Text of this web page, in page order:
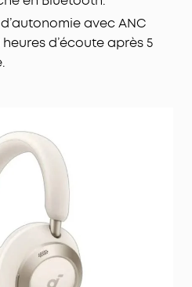
avec ANC
d’écoute après 5